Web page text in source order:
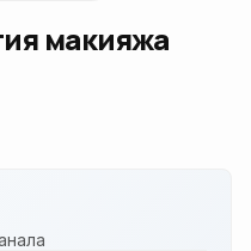
макияжа